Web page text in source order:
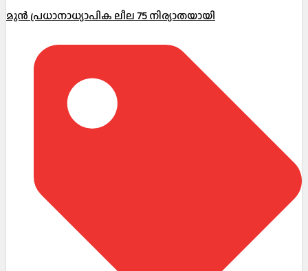
മുൻ പ്രധാനാധ്യാപിക ലീല 75 നിര്യാതയായി